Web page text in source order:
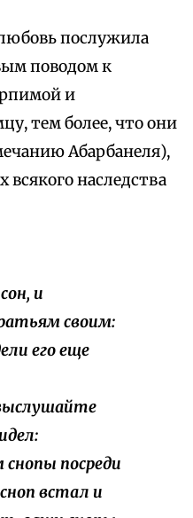
послужила
поводом к
и
тем более, что они
Абарбанеля),
наследства
и
своим:
его еще
посреди
встал и